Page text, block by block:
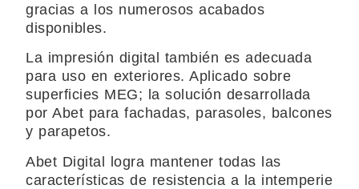
gracias a los numerosos acabados
disponibles.
La impresión digital también es adecuada
para uso en exteriores. Aplicado sobre
superficies MEG; la solución desarrollada
por Abet para fachadas, parasoles, balcones
y parapetos.
Abet Digital logra mantener todas las
características de resistencia a la intemperie